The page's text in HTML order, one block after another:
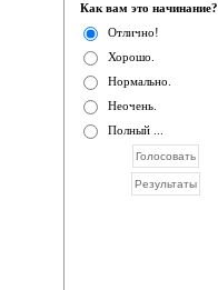
Как вам это начинание?
Отлично!
Хорошо.
Нормально.
Неочень.
Полный ...